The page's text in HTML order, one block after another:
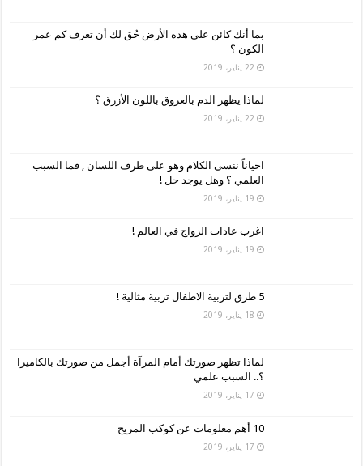
بما أنك كائن على هذه الأرض حُق لك أن تعرف كم عمر
الكون ؟
22 يناير، 2019
لماذا يظهر الدم بالعروق باللون الأزرق ؟
22 يناير، 2019
احياناً ننسى الكلام وهو على طرف اللسان , فما السبب
العلمي ؟ وهل يوجد حل !
19 يناير، 2019
اغرب عادات الزواج في العالم !
19 يناير، 2019
5 طرق لتربية الاطفال تربية مثالية !
18 يناير، 2019
لماذا تظهر صورتك أمام المرآة أجمل من صورتك بالكاميرا
؟.. السبب علمي
17 يناير، 2019
10 أهم معلومات عن كوكب المريخ
17 يناير، 2019